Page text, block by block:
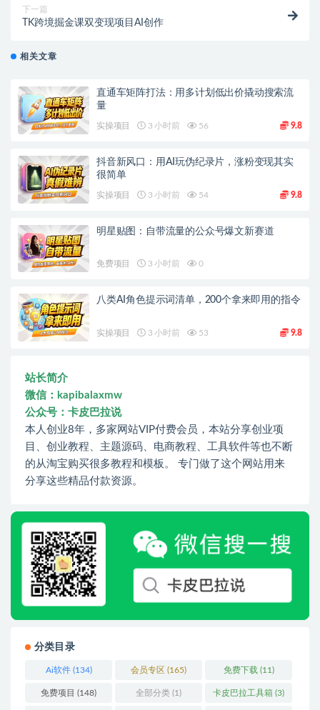
下一篇
TK跨境掘金课双变现项目AI创作
相关文章
直通车矩阵打法：用多计划低出价撬动搜索流
量
实操项目 3 小时前 56 9.8
抖音新风口：用AI玩伪纪录片，涨粉变现其实
很简单
实操项目 3 小时前 54 9.8
明星贴图：自带流量的公众号爆文新赛道
免费项目 3 小时前 0
八类AI角色提示词清单，200个拿来即用的指令
实操项目 3 小时前 53 9.8
站长简介
微信：kapibalaxmw
公众号：卡皮巴拉说
本人创业8年，多家网站VIP付费会员，本站分享创业项
目、创业教程、主题源码、电商教程、工具软件等也不断
的从淘宝购买很多教程和模板。 专门做了这个网站用来
分享这些精品付款资源。
分类目录
Ai软件(134) 会员专区 (165) 免费下载 (11)
免费项目 (148) 全部分类 (1) 卡皮巴拉工具箱 (3)